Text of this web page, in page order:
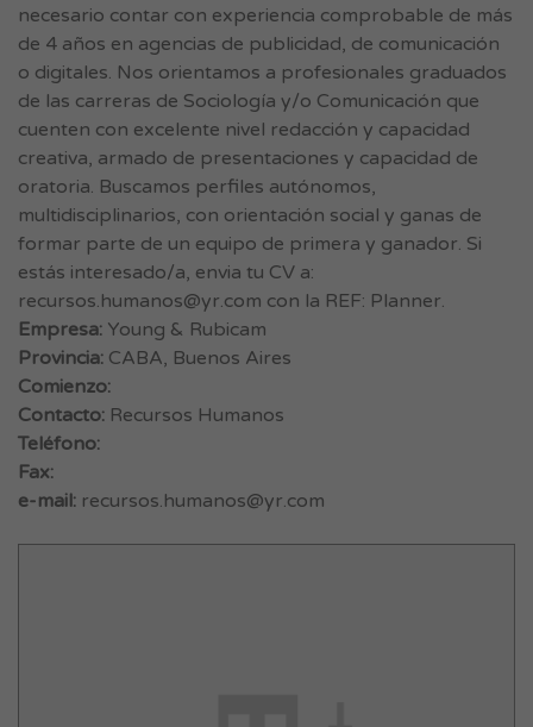
necesario contar con experiencia comprobable de más
de 4 años en agencias de publicidad, de comunicación
o digitales. Nos orientamos a profesionales graduados
de las carreras de Sociología y/o Comunicación que
cuenten con excelente nivel redacción y capacidad
creativa, armado de presentaciones y capacidad de
oratoria. Buscamos perfiles autónomos,
multidisciplinarios, con orientación social y ganas de
formar parte de un equipo de primera y ganador. Si
estás interesado/a, envia tu CV a:
recursos.humanos@yr.com con la REF: Planner.
Empresa: Young & Rubicam
Provincia: CABA, Buenos Aires
Comienzo:
Contacto: Recursos Humanos
Teléfono:
Fax:
e-mail: recursos.humanos@yr.com